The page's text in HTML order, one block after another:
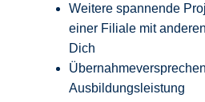
Weitere spannende
einer Filiale mit
Dich
Ausbildungsleistung